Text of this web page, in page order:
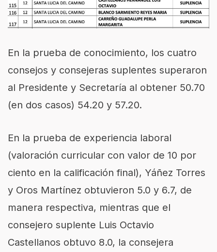
En la prueba de conocimiento, los cuatro
consejos y consejeras suplentes superaron
al Presidente y Secretaría al obtener 50.70
(en dos casos) 54.20 y 57.20.
En la prueba de experiencia laboral
(valoración curricular con valor de 10 por
ciento en la calificación final), Yáñez Torres
y Oros Martínez obtuvieron 5.0 y 6.7, de
manera respectiva, mientras que el
consejero suplente Luis Octavio
Castellanos obtuvo 8.0, la consejera